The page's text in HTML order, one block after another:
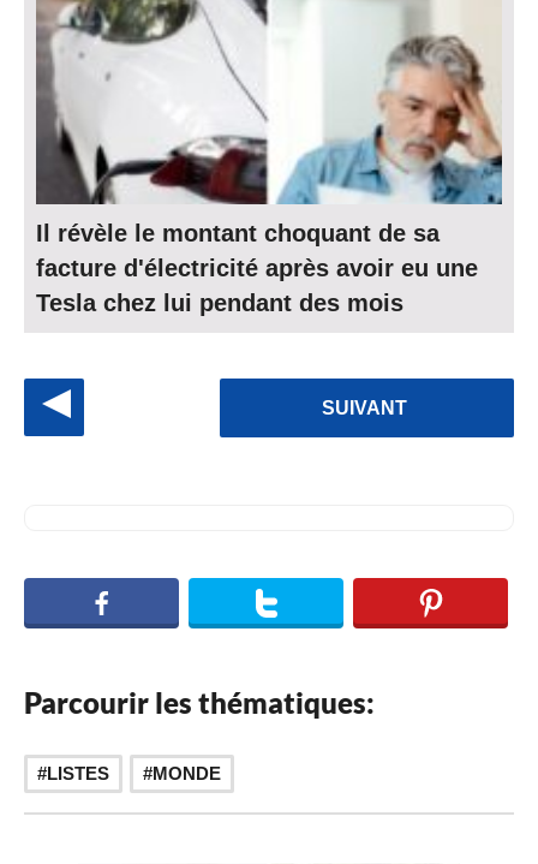
Il révèle le montant choquant de sa
facture d'électricité après avoir eu une
Tesla chez lui pendant des mois
P
o
a
n
a
t
i
SUIVANT
Parcourir les thématiques:
LISTES MONDE